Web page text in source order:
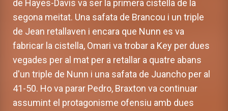
de Hayes-Davis va ser la primera cistella de la
segona meitat. Una safata de Brancou i un triple
de Jean retallaven i encara que Nunn es va
fabricar la cistella, Omari va trobar a Key per dues
vegades per al mat per a retallar a quatre abans
d'un triple de Nunn i una safata de Juancho per al
41-50. Ho va parar Pedro, Braxton va continuar
assumint el protagonisme ofensiu amb dues